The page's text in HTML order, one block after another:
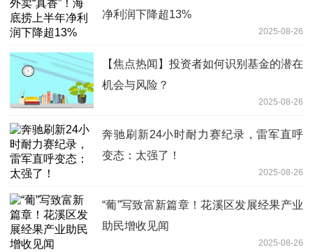
净利润下降超13%
2025-08-26
【焦点热闻】投资者如何识别基金的潜在
机会与风险？
2025-08-26
奔驰刷新24小时耐力赛纪录，雷军直呼
变态：太强了！
2025-08-26
“葡”写致富新篇章！花溪区发展经果产业
助民增收见闻
2025-08-26